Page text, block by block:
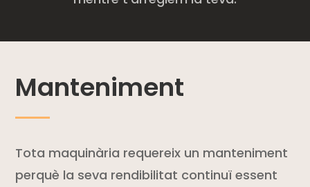
Manteniment
Tota maquinària requereix un manteniment
perquè la seva rendibilitat continuï essent